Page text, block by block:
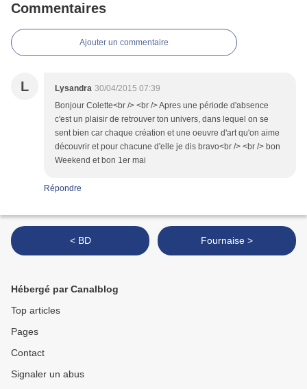
Commentaires
Ajouter un commentaire
L Lysandra 30/04/2015 07:39
Bonjour Colette<br /> <br /> Apres une période d'absence
c'est un plaisir de retrouver ton univers, dans lequel on se
sent bien car chaque création et une oeuvre d'art qu'on aime
découvrir et pour chacune d'elle je dis bravo<br /> <br /> bon
Weekend et bon 1er mai
Répondre
< BD Fournaise >
Hébergé par Canalblog
Top articles
Pages
Contact
Signaler un abus